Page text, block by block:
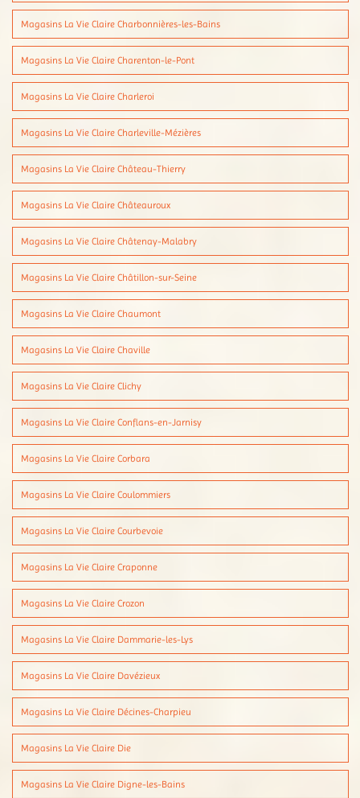
Magasins La Vie Claire Charbonnières-les-Bains
Magasins La Vie Claire Charenton-le-Pont
Magasins La Vie Claire Charleroi
Magasins La Vie Claire Charleville-Mézières
Magasins La Vie Claire Château-Thierry
Magasins La Vie Claire Châteauroux
Magasins La Vie Claire Châtenay-Malabry
Magasins La Vie Claire Châtillon-sur-Seine
Magasins La Vie Claire Chaumont
Magasins La Vie Claire Chaville
Magasins La Vie Claire Clichy
Magasins La Vie Claire Conflans-en-Jarnisy
Magasins La Vie Claire Corbara
Magasins La Vie Claire Coulommiers
Magasins La Vie Claire Courbevoie
Magasins La Vie Claire Craponne
Magasins La Vie Claire Crozon
Magasins La Vie Claire Dammarie-les-Lys
Magasins La Vie Claire Davézieux
Magasins La Vie Claire Décines-Charpieu
Magasins La Vie Claire Die
Magasins La Vie Claire Digne-les-Bains